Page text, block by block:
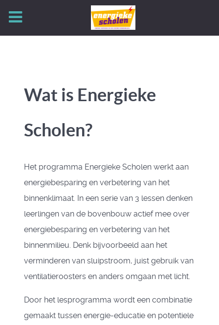
Wat is Energieke
Scholen?
Het programma Energieke Scholen werkt aan
energiebesparing en verbetering van het
binnenklimaat. In een serie van 3 lessen denken
leerlingen van de bovenbouw actief mee over
energiebesparing en verbetering van het
binnenmilieu. Denk bijvoorbeeld aan het
verminderen van sluipstroom, juist gebruik van
ventilatieroosters en anders omgaan met licht.
Door het lesprogramma wordt een combinatie
gemaakt tussen energie-educatie en potentiele